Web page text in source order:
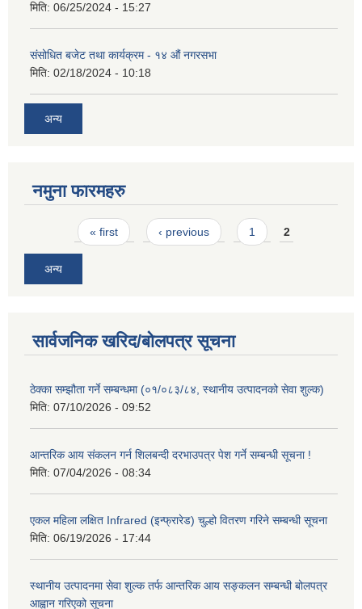
मिति: 06/25/2024 - 15:27
संसोधित बजेट तथा कार्यक्रम - १४ औं नगरसभा
मिति: 02/18/2024 - 10:18
अन्य
नमुना फारमहरु
Pages« first ‹ previous 1 2
अन्य
सार्वजनिक खरिद/बोलपत्र सूचना
ठेक्का सम्झौता गर्ने सम्बन्धमा (०१/०८३/८४, स्थानीय उत्पादनको सेवा शुल्क)
मिति: 07/10/2026 - 09:52
आन्तरिक आय संकलन गर्न शिलबन्दी दरभाउपत्र पेश गर्ने सम्बन्धी सूचना !
मिति: 07/04/2026 - 08:34
एकल महिला लक्षित Infrared (इन्फ्रारेड) चुल्हो वितरण गरिने सम्बन्धी सूचना
मिति: 06/19/2026 - 17:44
स्थानीय उत्पादनमा सेवा शुल्क तर्फ आन्तरिक आय सङ्कलन सम्बन्धी बोलपत्र
आह्वान गरिएको सूचना